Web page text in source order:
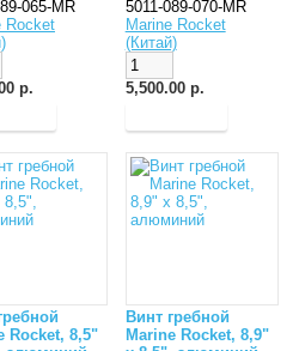
065-MR
Rocket
р.
5011-089-070-MR
Marine Rocket
(Китай)
5,500.00 р.
Rocket, 8,5"
Винт гребной
Marine Rocket, 8,9"